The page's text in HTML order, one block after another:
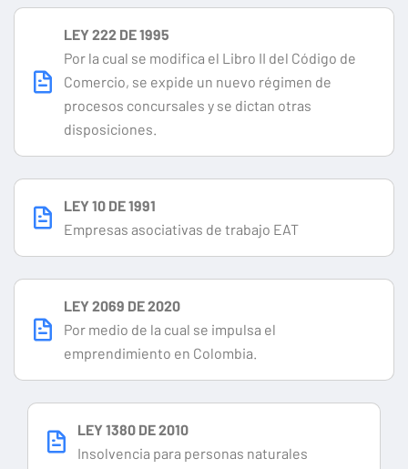
LEY 222 DE 1995
Por la cual se modifica el Libro II del Código de
Comercio, se expide un nuevo régimen de
procesos concursales y se dictan otras
disposiciones.
LEY 10 DE 1991
Empresas asociativas de trabajo EAT
LEY 2069 DE 2020
Por medio de la cual se impulsa el
emprendimiento en Colombia.
LEY 1380 DE 2010
Insolvencia para personas naturales